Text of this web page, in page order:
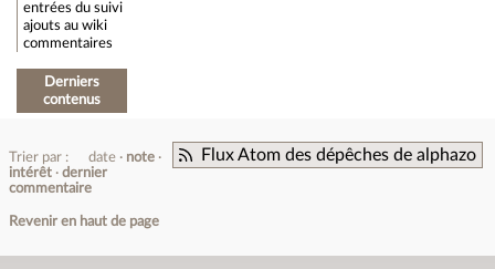
entrées du suivi
ajouts au wiki
commentaires
Derniers
contenus
Flux Atom des dépêches de alphazo
Trier par : date
note
intérêt
dernier
commentaire
Revenir en haut de page